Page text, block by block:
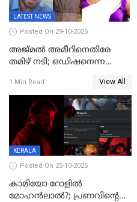
LATEST NEWS
Posted On 29-10-2025
അജ്മല്‍ അമീറിനെതിരേ
തമിഴ് നടി; ഒഡിഷനെന്ന
വിളിച്ചു, മോശം പെരുമാറ്റം
1 Min Read View All
KERALA
Posted On 25-10-2025
കാമിയോ റോളിൽ
മോഹൻലാൽ?; പ്രണവിന്റെ